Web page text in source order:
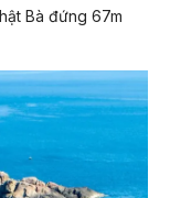
Bà đứng 67m